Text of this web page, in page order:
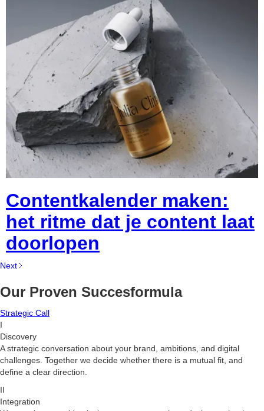
Contentkalender maken:
het ritme dat je content laat
doorlopen
Next
Our Proven Succesformula
Strategic Call
I
Discovery
A strategic conversation about your brand, ambitions, and digital
challenges. Together we decide whether there is a mutual fit, and
define a clear direction.
II
Integration